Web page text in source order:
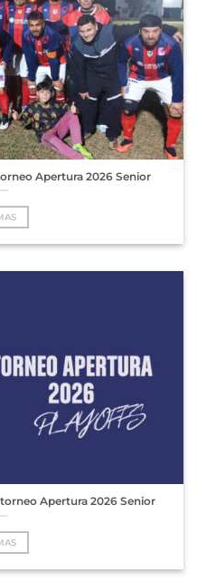
Apertura 2026 Senior
Apertura 2026 Senior